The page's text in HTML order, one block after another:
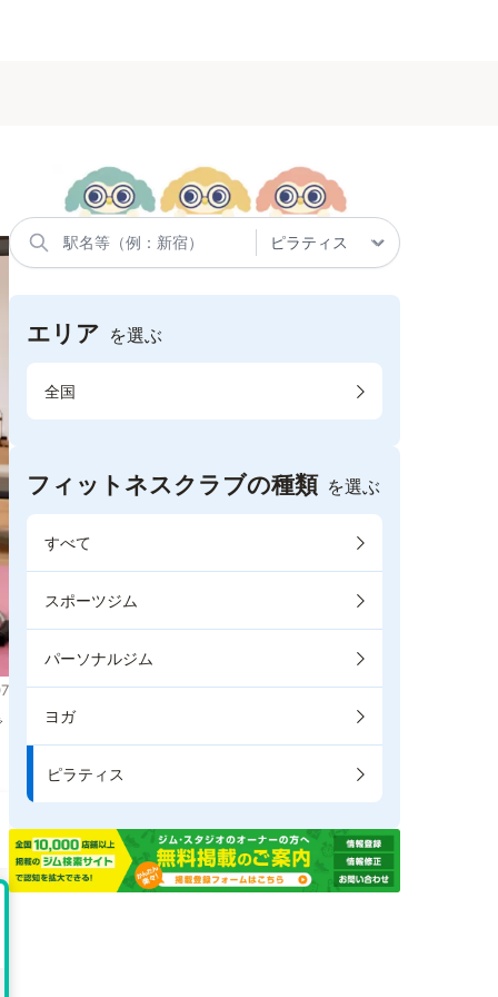
エリア を選ぶ
全国
フィットネスクラブの種類 を選ぶ
すべて
スポーツジム
パーソナルジム
ヨガ
ピラティス